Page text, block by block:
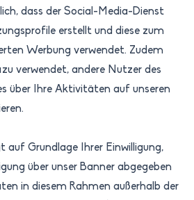
dass der Social-Media-Dienst
erstellt und diese zum
Werbung verwendet. Zudem
verwendet, andere Nutzer des
über Ihre Aktivitäten auf unseren
auf Grundlage Ihrer Einwilligung,
über unser Banner abgegeben
in diesem Rahmen außerhalb der